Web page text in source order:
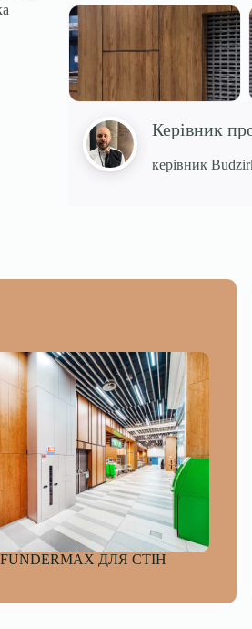
Керівник
керівник
ДЛЯ СТІН